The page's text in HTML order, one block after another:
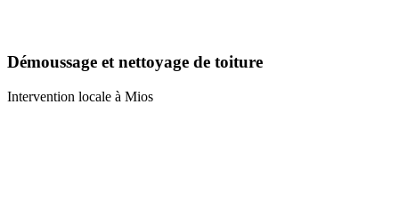
Démoussage et nettoyage de toiture
Intervention locale à Mios